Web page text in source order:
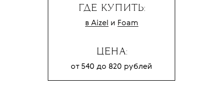
ГДЕ КУПИТЬ:
в Aizel и Foam
ЦЕНА:
от 540 до 820 рублей